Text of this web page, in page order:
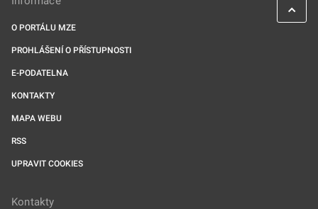
O PORTÁLU MZE
PROHLÁŠENÍ O PŘÍSTUPNOSTI
E-PODATELNA
KONTAKTY
MAPA WEBU
RSS
UPRAVIT COOKIES
Kontakty